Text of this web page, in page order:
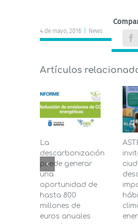
4 de mayo, 2016 News
Artículos
La
descarbonización
puede generar
una
oportunidad de
hasta 800
millones de
euros anuales